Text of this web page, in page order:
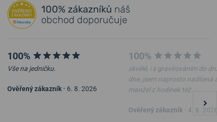
100% zákazníků náš
obchod doporučuje
100%
Vše na jedničku.
Ověřený zákazník • 6. 8. 2026
100%
skvělé, i s gravírováním do
dne, jsem naprosto nadšená
manžel z hodinek též
Ověřený zákazník 4. 8.